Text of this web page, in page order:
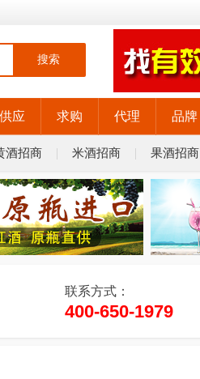
搜索
供应 求购 代理 品牌
酒招商 米酒招商 果酒招商
联系方式：
400-650-1979